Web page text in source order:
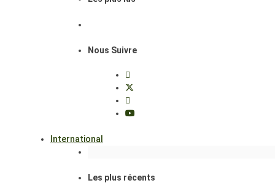
Nous Suivre
International
Les plus récents